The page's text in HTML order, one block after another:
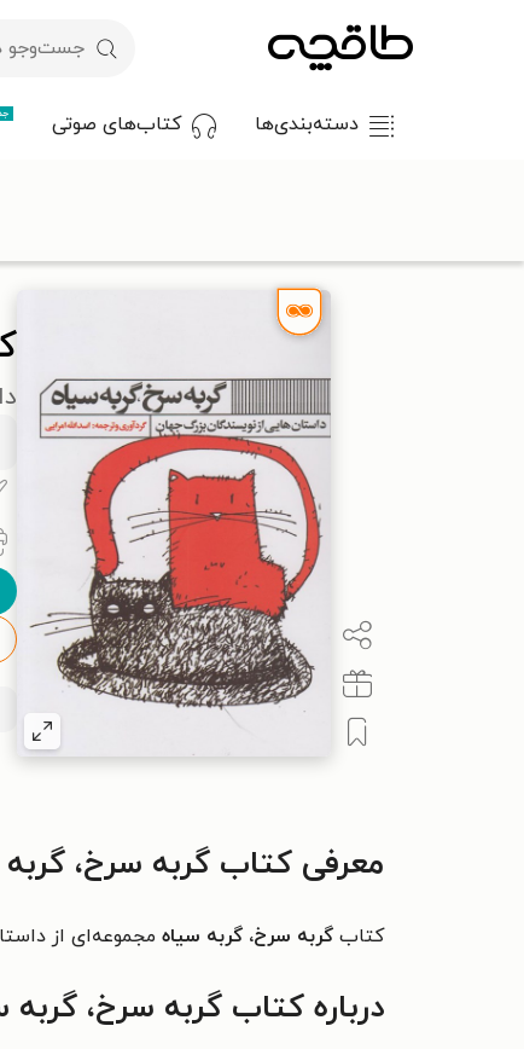
دسته‌بندی‌ها کتاب‌های صوتی
معرفی کتاب گربه سرخ،
کتاب گربه سرخ، گربه سیاه مجموعه‌ای از
درباره کتاب گربه سرخ، گربه